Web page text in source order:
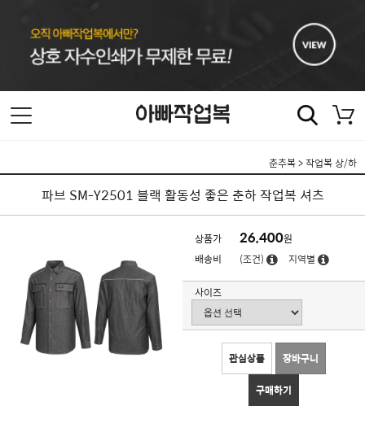
춘추복>작업복 상/하
파브 SM-Y2501 블랙 활동성 좋은 춘하 작업복 셔츠
상품가 26,400원
배송비
(조건) 지역별
사이즈
관심상품 장바구니
구매하기